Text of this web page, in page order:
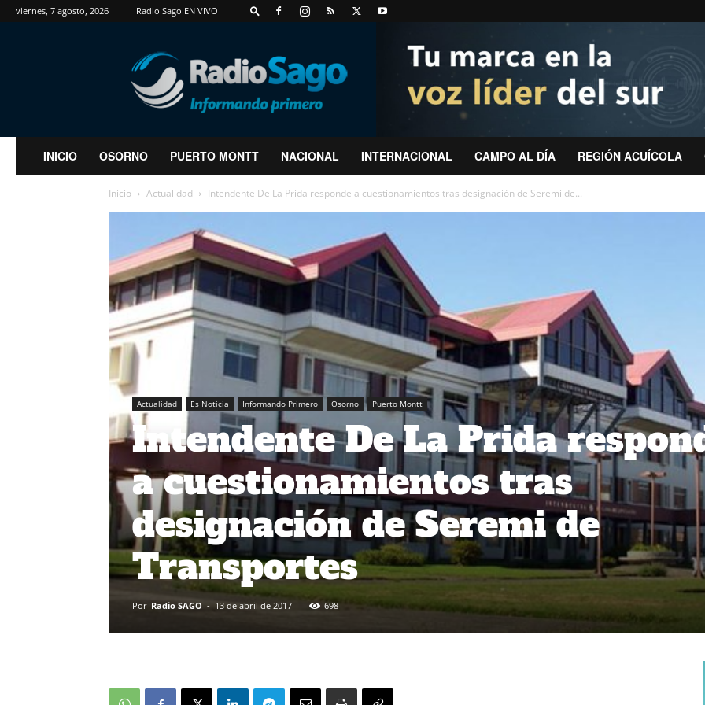
viernes, 7 agosto, 2026 Radio Sago EN VIVO
RadioSago
INICIO OSORNO PUERTO MONTT NACIONAL INTERNACIONAL CAMPO AL DÍA REGIÓN ACUÍCOLA
Inicio Actualidad Intendente De La Prida responde a cuestionamientos tras designación de Seremi de...
Actualidad Es Noticia Informando Primero Osorno Puerto Montt
Intendente De La Prida
a cuestionamientos tras
designación de Seremi de
Transportes
Por Radio SAGO - 13 de abril de 2017 698